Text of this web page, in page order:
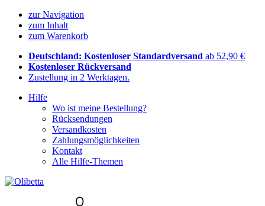
zur Navigation
zum Inhalt
zum Warenkorb
Deutschland: Kostenloser Standardversand ab 52,90 €
Kostenloser Rückversand
Zustellung in 2 Werktagen.
Hilfe
Wo ist meine Bestellung?
Rücksendungen
Versandkosten
Zahlungsmöglichkeiten
Kontakt
Alle Hilfe-Themen